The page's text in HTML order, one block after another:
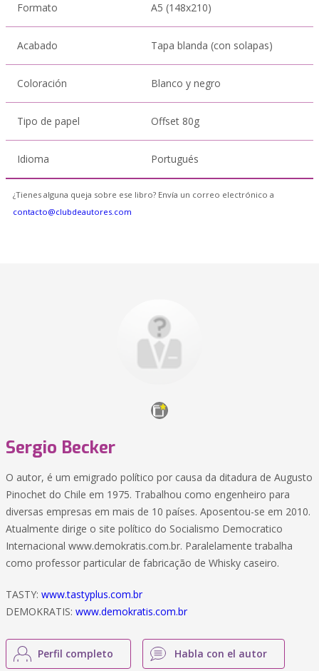
Formato A5 (148x210)
Acabado Tapa blanda (con solapas)
Coloración Blanco y negro
Tipo de papel Offset 80g
Idioma Portugués
¿Tienes alguna queja sobre ese libro? Envía un correo electrónico a
contacto@clubdeautores.com
Sergio Becker
O autor, é um emigrado político por causa da ditadura de Augusto
Pinochet do Chile em 1975. Trabalhou como engenheiro para
diversas empresas em mais de 10 países. Aposentou-se em 2010.
Atualmente dirige o site político do Socialismo Democratico
Internacional www.demokratis.com.br. Paralelamente trabalha
como professor particular de fabricação de Whisky caseiro.
TASTY: www.tastyplus.com.br
DEMOKRATIS: www.demokratis.com.br
Perfil completo Habla con el autor